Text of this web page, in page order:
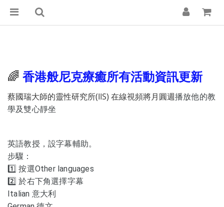
🌈 香港般尼克療癒所有活動資訊更新
蔡國瑞大師的靈性研究所(IIS) 在線視頻將月圓週播放他的教
學及雙心靜坐
英語教授，設字幕輔助。
步驟：
1️⃣ 按選Other languages
2️⃣ 於右下角選擇字幕
Italian 意大利